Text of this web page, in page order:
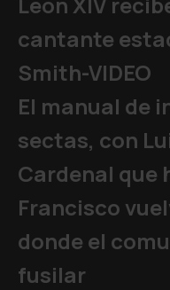
cantante
Smith-VIDEO
El manual de
sectas, con
Cardenal que
Francisco
donde el
fusilar